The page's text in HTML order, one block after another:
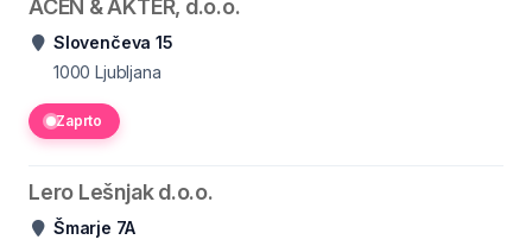
ACEN & AKTER, d.o.o.
Slovenčeva 15
1000 Ljubljana
Zaprto
Lero Lešnjak d.o.o.
Šmarje 7A